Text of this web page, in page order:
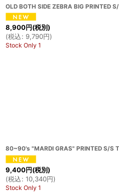
OLD BOTH SIDE ZEBRA BIG PRINTED
8,900円(税別)
(税込: 9,790円)
Stock Only 1
80~90's "MARDI GRAS" PRINTED S/S
9,400円(税別)
(税込: 10,340円)
Stock Only 1